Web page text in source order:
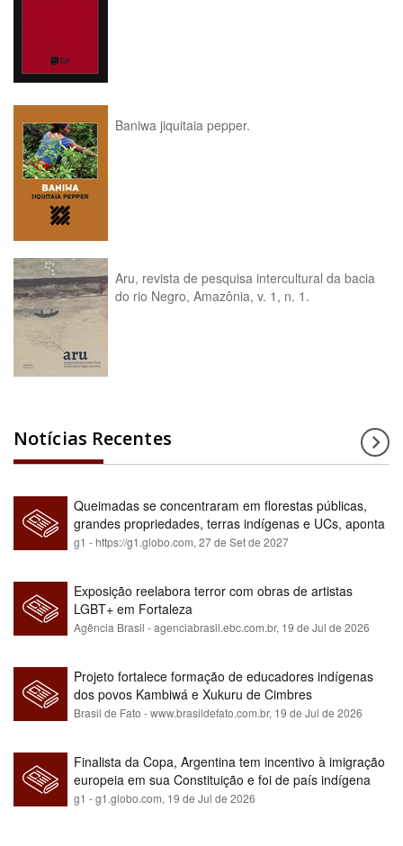
Baniwa jiquitaia pepper.
Aru, revista de pesquisa intercultural da bacia
do rio Negro, Amazônia, v. 1, n. 1.
Notícias Recentes
Queimadas se concentraram em florestas públicas,
grandes propriedades, terras indígenas e UCs, aponta
relatório
g1 - https://g1.globo.com, 27 de Set de 2027
Exposição reelabora terror com obras de artistas
LGBT+ em Fortaleza
Agência Brasil - agenciabrasil.ebc.com.br, 19 de Jul de 2026
Projeto fortalece formação de educadores indígenas
dos povos Kambiwá e Xukuru de Cimbres
Brasil de Fato - www.brasildefato.com.br, 19 de Jul de 2026
Finalista da Copa, Argentina tem incentivo à imigração
europeia em sua Constituição e foi de país indígena
para maioria branca
g1 - g1.globo.com, 19 de Jul de 2026